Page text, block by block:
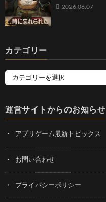
2026.08.07
カテゴリー
運営サイトからのお知らせ
アプリゲーム最新トピックス
お問い合わせ
プライバシーポリシー